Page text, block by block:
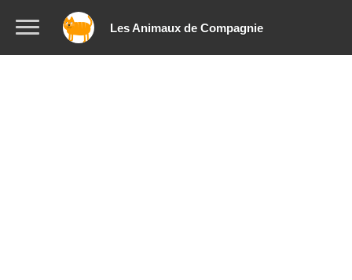
Les Animaux de Compagnie